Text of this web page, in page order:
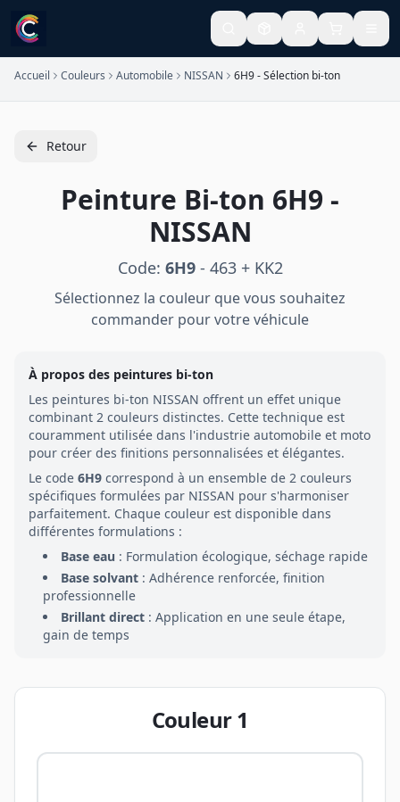
Accueil Couleurs Automobile NISSAN 6H9 - Sélection bi-ton
Retour
Peinture Bi-ton 6H9 -
NISSAN
Code: 6H9- 463 + KK2
Sélectionnez la couleur que vous souhaitez
commander pour votre véhicule
À propos des peintures bi-ton
Les peintures bi-ton NISSAN offrent un effet unique
combinant 2 couleurs distinctes. Cette technique est
couramment utilisée dans l'industrie automobile et moto
pour créer des finitions personnalisées et élégantes.
Le code 6H9 correspond à un ensemble de 2 couleurs
spécifiques formulées par NISSAN pour s'harmoniser
parfaitement. Chaque couleur est disponible dans
différentes formulations :
Base eau : Formulation écologique, séchage rapide
Base solvant : Adhérence renforcée, finition
professionnelle
Brillant direct : Application en une seule étape,
gain de temps
Couleur1